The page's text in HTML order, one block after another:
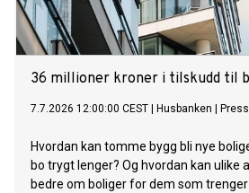
36 millioner kroner i tilskudd til
7.7.2026 12:00:00 CEST Husbanken
Hvordan kan tomme bygg bli nye
bo trygt lenger? Og hvordan kan ulike
bedre om boliger for dem som